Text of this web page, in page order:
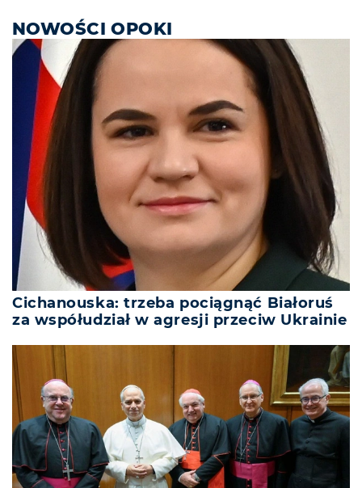
NOWOŚCI OPOKI
Cichanouska: trzeba pociągnąć Białoruś
za współudział w agresji przeciw Ukrainie